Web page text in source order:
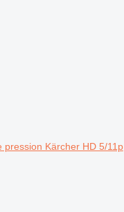
pression Kärcher HD 5/11p